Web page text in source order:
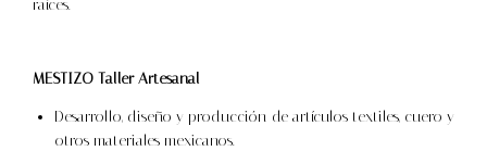
raíces.
MESTIZO Taller Artesanal
Desarrollo, diseño y producción de artículos textiles, cuero y
otros materiales mexicanos.